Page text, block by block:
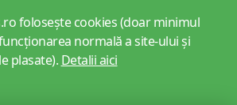
folosește cookies (doar minimul
normală a site-ului și
plasate). Detalii aici